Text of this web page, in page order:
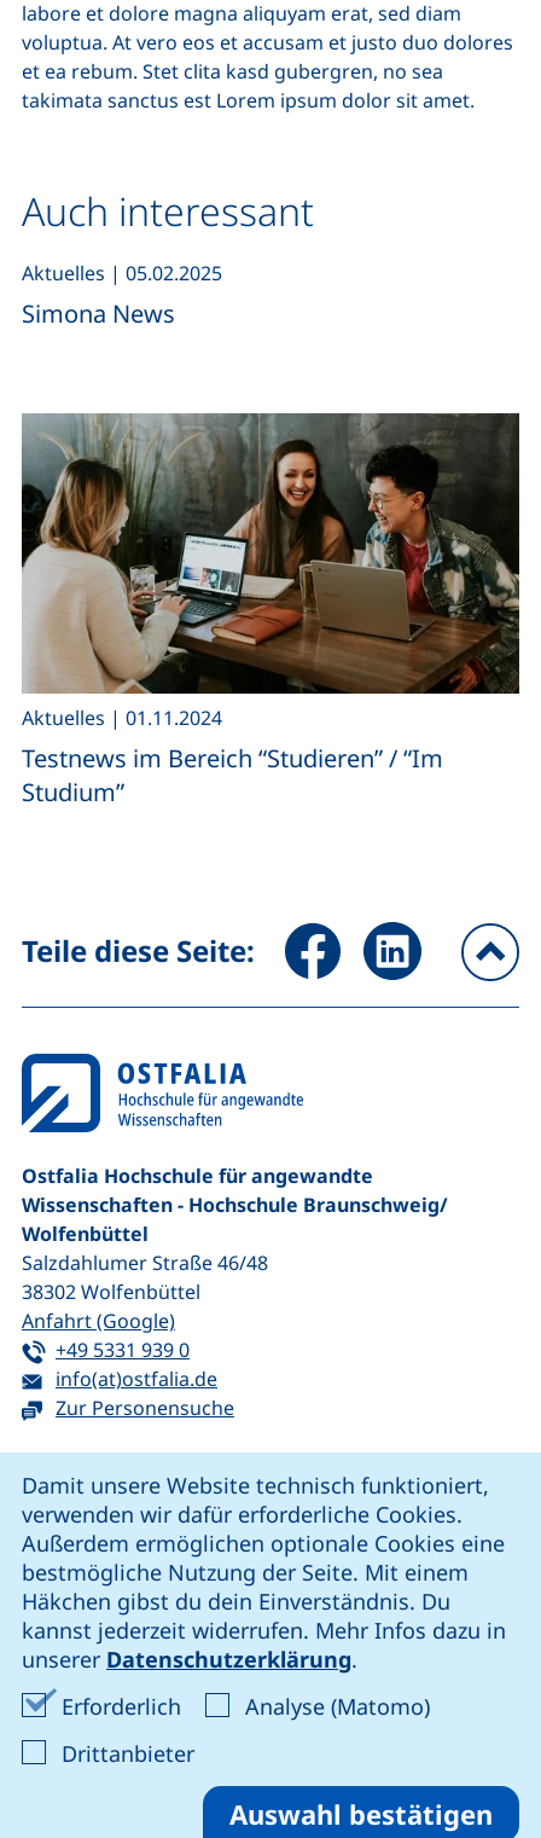
Damit unsere Website technisch funktioniert,
verwenden wir dafür erforderliche Cookies.
Außerdem ermöglichen optionale Cookies eine
bestmögliche Nutzung der Seite. Mit einem
Häkchen gibst du dein Einverständnis. Du
kannst jederzeit widerrufen. Mehr Infos dazu in
unserer Datenschutzerklärung.
Erforderlich Erforderliche Cookies akzeptieren
Analyse (Matomo)Analyse-
Drittanbieter: Cookies von Drittanbieter
Auswahl bestätigen
labore et dolore magna aliquyam erat, sed diam
voluptua. At vero eos et accusam et justo duo dolores
et ea rebum. Stet clita kasd gubergren, no sea
takimata sanctus est Lorem ipsum dolor sit amet.
Auch interessant
Simona News
Aktuelles | 05.02.2025
Testnews im Bereich “Studieren” / “Im
Studium”
Aktuelles | 01.11.2024
Teile diese Seite: Seite über Facebook teilen
Seite über
Ostfalia Hochschule für angewandte
Wissenschaften - Hochschule Braunschweig/​
Wolfenbüttel
Salzdahlumer Straße 46/48
38302Wolfenbüttel
Anfahrt (Google)(externer Link, öffnet neues Fenster)
Tel:
+49 5331 939 0(startet einen Telefonanruf, wenn Ihr
E-Mail:
info(at)ostfalia.de(öffnet Ihr E-Mail-Programm)
Zur Personensuche
unsere Facebook-Seite (externer Link, öffnet neues
unsere LinkedIn-Seite (externer Link, öffnet
unsere Instagram-Seite (externer Link,
unsere YouTube-Seite (externer
Cookie-Einstellungen
Impressum
Datenschutz
Erklärung zur Barrierefreiheit